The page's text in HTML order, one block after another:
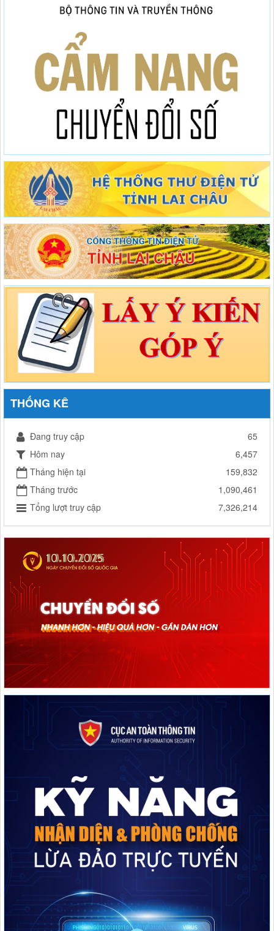
THỐNG KÊ
Đang truy cập
65
Hôm nay
6,457
Tháng hiện tại
159,832
Tháng trước
1,090,461
Tổng lượt truy cập
7,326,214